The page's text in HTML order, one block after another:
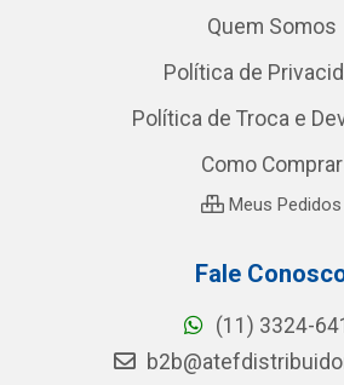
Quem Somos
Política de
Política de Troca e
Como Comprar
Meus Pedidos
Fale
(11) 3324-